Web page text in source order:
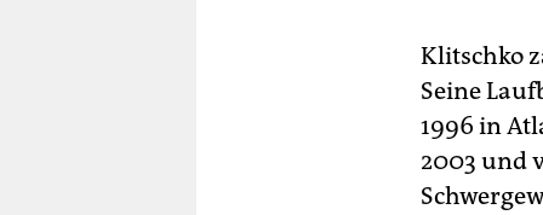
Klitschko
Seine
1996 in
2003 und